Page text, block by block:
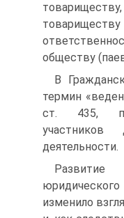
обществу
В
термин
ст. 435,
деятельности.
изменило